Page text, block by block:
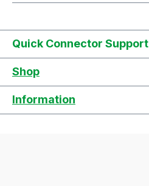
Quick Connector Support
Shop
Information